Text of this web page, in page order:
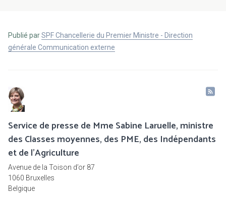
Publié parSPF Chancellerie du Premier Ministre - Direction
générale Communication externe
Service de presse de Mme Sabine Laruelle, ministre
des Classes moyennes, des PME, des Indépendants
et de l'Agriculture
Avenue de la Toison d’or 87
1060 Bruxelles
Belgique